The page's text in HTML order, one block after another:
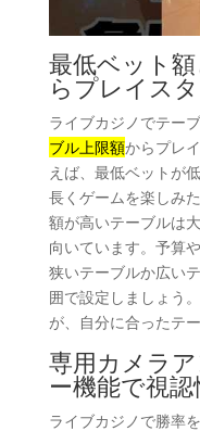
最低ベット
らプレイス
ライブカジノでテー
ブル上限額からプレ
えば、最低ベットが
長くゲームを楽しみ
額が高いテーブルは
向いています。予算
狭いテーブルか広い
囲で設定しましょう。
が、自分に合ったテ
専用カメラ
ー機能で視
ライブカジノで勝率